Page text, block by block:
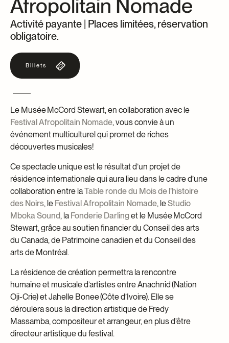
Centre d’archives et de documentation
Façons de donner
Afropolitain Nomade
Activité payante | Places limitées, réservation
obligatoire.
Billets
Le Musée McCord Stewart, en collaboration avec le
Festival Afropolitain Nomade, vous convie à un
événement multiculturel qui promet de riches
découvertes musicales!
Ce spectacle unique est le résultat d’un projet de
résidence internationale qui aura lieu dans le cadre d’une
collaboration entre laTable ronde du Mois de l’histoire
des Noirs, le Festival Afropolitain Nomade, leStudio
Mboka Sound, la Fonderie Darlinget le Musée McCord
Stewart, grâce au soutien financier du Conseil des arts
du Canada, de Patrimoine canadien et du Conseil des
arts de Montréal.
La résidence de création permettra la rencontre
humaine et musicale d’artistes entre Anachnid (Nation
Oji-Crie) et Jahelle Bonee (Côte d’Ivoire). Elle se
déroulera sous la direction artistique de Fredy
Massamba, compositeur et arrangeur, en plus d’être
directeur artistique du festival.